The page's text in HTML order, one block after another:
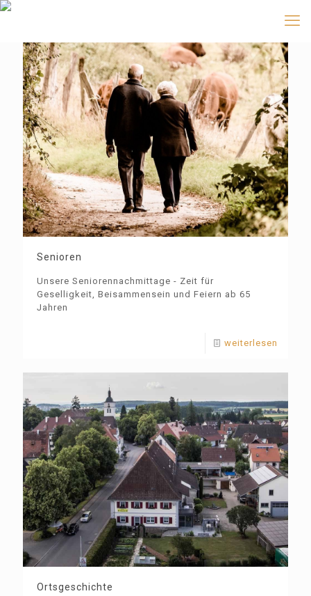
Senioren
Unsere Seniorennachmittage - Zeit für
Geselligkeit, Beisammensein und Feiern ab 65
Jahren
weiterlesen
Ortsgeschichte